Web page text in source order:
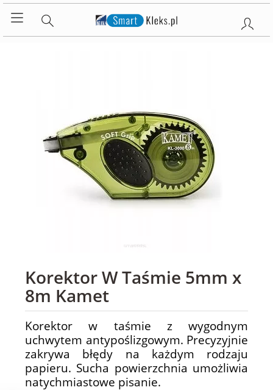
Korektor W Taśmie 5mm x
8m Kamet
Korektor w taśmie z wygodnym
uchwytem antypoślizgowym. Precyzyjnie
zakrywa błędy na każdym rodzaju
papieru. Sucha powierzchnia umożliwia
natychmiastowe pisanie.